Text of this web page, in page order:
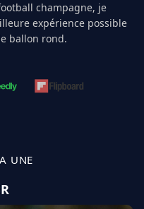
champagne, je
expérience possible
ballon rond.
UNE